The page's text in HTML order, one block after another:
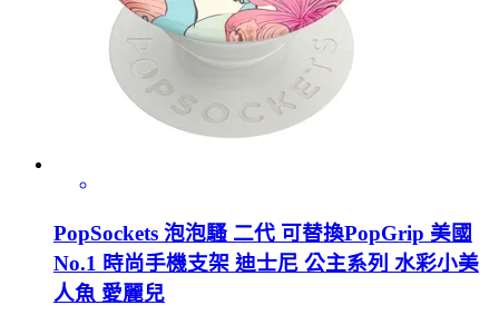
PopSockets 泡泡騷 二代 可替換PopGrip 美國
No.1 時尚手機支架 迪士尼 公主系列 水彩小美
人魚 愛麗兒